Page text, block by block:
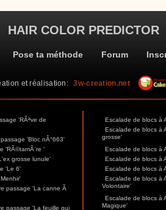
HAIR COLOR PREDICTOR
Pose ta méthode Forum
et réalisation: 3w-creation.net
'RÃªve de
'Bloc nÂ°663'
'RÃ©tamÃ¨re '
grosse lunule'
'Le 6'
passage 'La canne Ã
passage 'La feuille qui
Escalade de blocs à
Escalade de blocs à
grosse'
Escalade de blocs à
Escalade de blocs à
Escalade de blocs à
Escalade de blocs à
Volontaire'
Escalade de blocs à
Magique'